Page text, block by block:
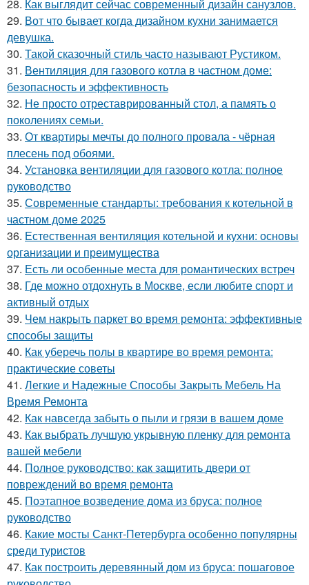
28. Как выглядит сейчас современный дизайн санузлов.
29. Вот что бывает когда дизайном кухни занимается
девушка.
30. Такой сказочный стиль часто называют Рустиком.
31. Вентиляция для газового котла в частном доме:
безопасность и эффективность
32. Не просто отреставрированный стол, а память о
поколениях семьи.
33. От квартиры мечты до полного провала - чёрная
плесень под обоями.
34. Установка вентиляции для газового котла: полное
руководство
35. Современные стандарты: требования к котельной в
частном доме 2025
36. Естественная вентиляция котельной и кухни: основы
организации и преимущества
37. Есть ли особенные места для романтических встреч
38. Где можно отдохнуть в Москве, если любите спорт и
активный отдых
39. Чем накрыть паркет во время ремонта: эффективные
способы защиты
40. Как уберечь полы в квартире во время ремонта:
практические советы
41. Легкие и Надежные Способы Закрыть Мебель На
Время Ремонта
42. Как навсегда забыть о пыли и грязи в вашем доме
43. Как выбрать лучшую укрывную пленку для ремонта
вашей мебели
44. Полное руководство: как защитить двери от
повреждений во время ремонта
45. Поэтапное возведение дома из бруса: полное
руководство
46. Какие мосты Санкт-Петербурга особенно популярны
среди туристов
47. Как построить деревянный дом из бруса: пошаговое